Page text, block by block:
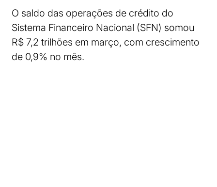
O saldo das operações de crédito do
Sistema Financeiro Nacional (SFN) somou
R$ 7,2 trilhões em março, com crescimento
de 0,9% no mês.